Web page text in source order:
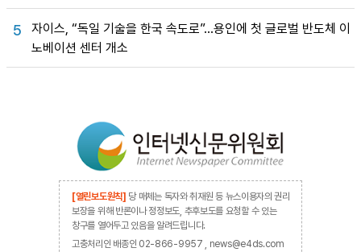
5
자이스, “독일 기술을 한국 속도로”…용인에 첫 글로벌 반도체 이
노베이션 센터 개소
[열린보도원칙] 당 매체는 독자와 취재원 등 뉴스이용자의 권리
보장을 위해 반론이나 정정보도, 추후보도를 요청할 수 있는
창구를 열어두고 있음을 알려드립니다.
고충처리인 배종인 02-866-9957 , news@e4ds.com